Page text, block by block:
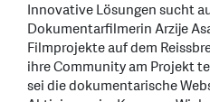
Innovative Lösungen sucht
Dokumentarfilmerin Arzije
Filmprojekte auf dem
ihre Community am Projekt
sei die dokumentarische